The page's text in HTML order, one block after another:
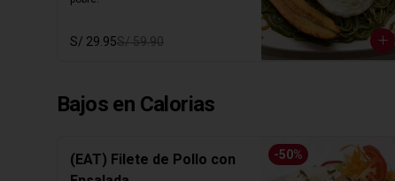
S/ 29.95S/ 59.90
Bajos en Calorias
-50%
(EAT) Filete de Pollo con